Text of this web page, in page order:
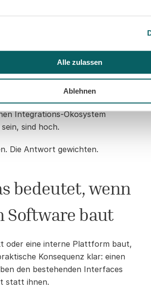
Alle zulassen
Ablehnen
aufgehen — Standards
werden abgelöst, AI-Agent-
sich einpendeln. Aber die
Die Kosten für MCP-
niedrig. Die Kosten, aus einem
Integrations-Ökosystem
sind hoch.
Die Antwort gewichten.
bedeutet, wenn
Software baut
oder eine interne Plattform baut,
Konsequenz klar: einen
den bestehenden Interfaces
statt ihnen.